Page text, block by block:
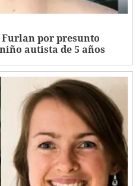
por presunto
autista de 5 años